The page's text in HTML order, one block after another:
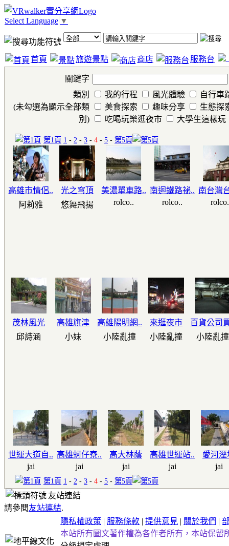
Select Language ▼
首頁 旅遊景點 商店 服務台
關鍵字
類別
(未勾選為顯示全部類
別)
我的行程 風光體驗
自行車
美食探索
趣味分享
生態探
吃喝玩樂逛夜市
大學生這樣玩
第1頁 1 - 2 - 3 - 4 - 5 - 第5頁
高雄市情侶..
阿莉雅
光之穹頂
悠舞飛揚
美濃單車路..
rolco..
南迴鐵路祕..
rolco..
南台灣
茂林風光
邱詩涵
高雄旗津
小妹
高雄陽明網..
小陸亂撞
來逛夜市
小陸亂撞
百貨公司
小陸亂撞
世運大道自..
jai
高雄蚵仔寮..
jai
高大林蔭
jai
高雄世運站..
jai
愛河溼
jai
第1頁 1 - 2 - 3 - 4 - 5 - 第5頁
友站連結
請參閱友站連結.
隱私權政策 | 服務條款 | 提供意見 | 關於我們 |
本站所有圖文著作權為各作者所有，本站保留